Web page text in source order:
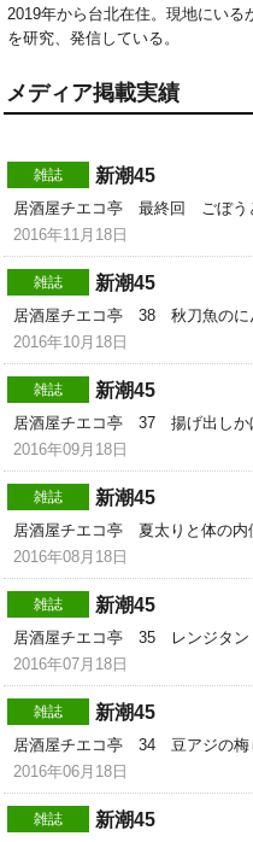
2019年から台北在住。現地にい
を研究、発信している。
メディア掲載実績
雑誌 新潮45
居酒屋チエコ亭 最終回 ごぼう
2016年11月18日
雑誌 新潮45
居酒屋チエコ亭 38 秋刀魚のに
2016年10月18日
雑誌 新潮45
居酒屋チエコ亭 37 揚げ出しか
2016年09月18日
雑誌 新潮45
居酒屋チエコ亭 夏太りと体の
2016年08月18日
雑誌 新潮45
居酒屋チエコ亭 35 レンジタン
2016年07月18日
雑誌 新潮45
居酒屋チエコ亭 34 豆アジの梅
2016年06月18日
雑誌 新潮45